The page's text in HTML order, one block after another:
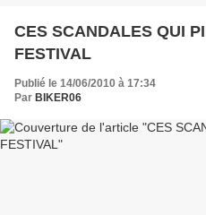
CES SCANDALES QUI
FESTIVAL
Publié le 14/06/2010 à 17:34
Par BIKER06